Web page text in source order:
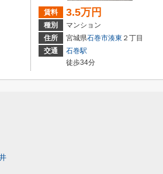
賃料 3.5万円
種別
マンション
住所
宮城県石巻市湊東 ２丁目
交通
石巻駅
徒歩34分